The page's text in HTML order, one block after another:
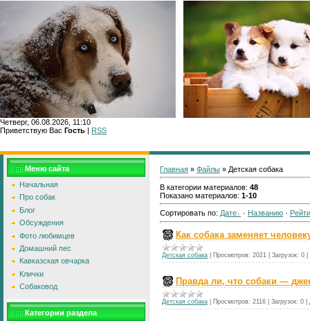
Четверг, 06.08.2026, 11:10
Приветствую Вас Гость | RSS
Меню сайта
Начальная
Про собак
Блог
Обсуждения
Фото любимцев
Домашний пес
Кавказская овчарка
Клички
Собаковод
Категории раздела
Главная » Файлы » Детская собака
В категории материалов: 48
Показано материалов: 1-10
Сортировать по: Дате · Названию ·
Как собака заменяет
Детская собака Просмотров: 2021 Загрузок: 0
Правда ли, что собаки —
Детская собака Просмотров: 2116 Загрузок: 0